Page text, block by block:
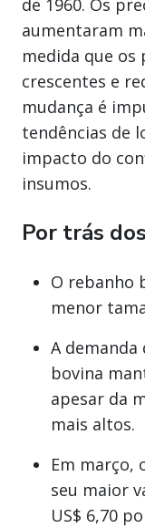
aumentaram
medida que
crescentes e
mudança é
tendências de
impacto do
insumos.
Por trás
O rebanho
menor
A
bovina
apesar da
mais altos.
Em março,
seu maior
US$ 6,70